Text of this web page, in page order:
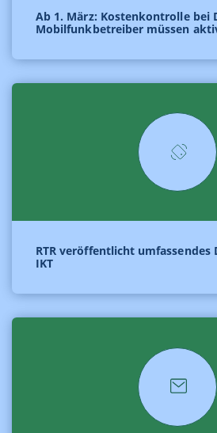
Ab 1. März: Kostenkontrolle bei
Mobilfunkbetreiber müssen
RTR veröffentlicht umfassendes
IKT